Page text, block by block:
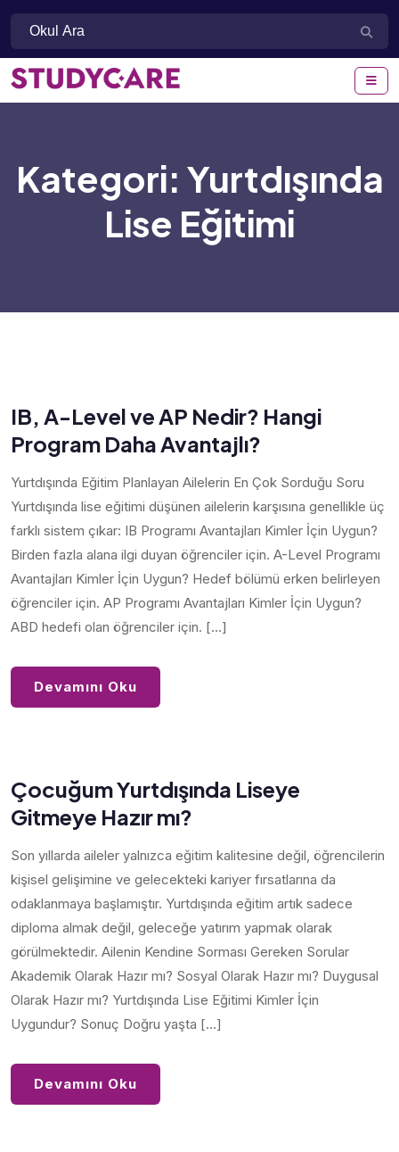
Kategori: Yurtdışında
Lise Eğitimi
IB, A-Level ve AP Nedir? Hangi
Program Daha Avantajlı?
Yurtdışında Eğitim Planlayan Ailelerin En Çok Sorduğu Soru
Yurtdışında lise eğitimi düşünen ailelerin karşısına genellikle üç
farklı sistem çıkar: IB Programı Avantajları Kimler İçin Uygun?
Birden fazla alana ilgi duyan öğrenciler için. A-Level Programı
Avantajları Kimler İçin Uygun? Hedef bölümü erken belirleyen
öğrenciler için. AP Programı Avantajları Kimler İçin Uygun?
ABD hedefi olan öğrenciler için. […]
Devamını Oku
Çocuğum Yurtdışında Liseye
Gitmeye Hazır mı?
Son yıllarda aileler yalnızca eğitim kalitesine değil, öğrencilerin
kişisel gelişimine ve gelecekteki kariyer fırsatlarına da
odaklanmaya başlamıştır. Yurtdışında eğitim artık sadece
diploma almak değil, geleceğe yatırım yapmak olarak
görülmektedir. Ailenin Kendine Sorması Gereken Sorular
Akademik Olarak Hazır mı? Sosyal Olarak Hazır mı? Duygusal
Olarak Hazır mı? Yurtdışında Lise Eğitimi Kimler İçin
Uygundur? Sonuç Doğru yaşta […]
Devamını Oku